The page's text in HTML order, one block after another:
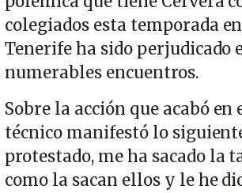
colegiados esta temporada
Tenerife ha sido perjudicado
numerables encuentros.
Sobre la acción que acabó en
técnico manifestó lo
protestado, me ha sacado la
como la sacan ellos y le he